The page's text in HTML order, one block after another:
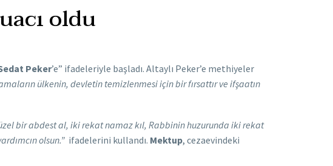
oldu
Peker’e” ifadeleriyle başladı. Altaylı Peker’e methiyeler
ülkenin, devletin temizlenmesi için bir fırsattır ve ifşaatın
bir abdest al, iki rekat namaz kıl, Rabbinin huzurunda iki rekat
olsun.” ifadelerini kullandı. Mektup, cezaevindeki